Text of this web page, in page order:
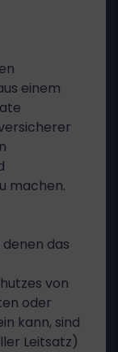
einem
machen.
das
von
oder
kann, sind
Leitsatz)